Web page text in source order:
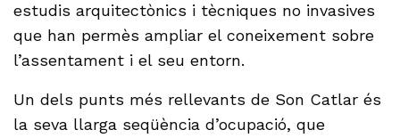
estudis arquitectònics i tècniques no invasives
que han permès ampliar el coneixement sobre
l’assentament i el seu entorn.
Un dels punts més rellevants de Son Catlar és
la seva llarga seqüència d’ocupació, que